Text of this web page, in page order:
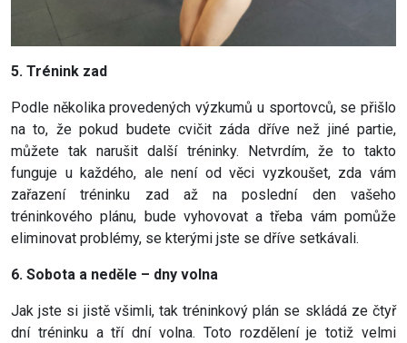
5. Trénink zad
Podle několika provedených výzkumů u sportovců, se přišlo
na to, že pokud budete cvičit záda dříve než jiné partie,
můžete tak narušit další tréninky. Netvrdím, že to takto
funguje u každého, ale není od věci vyzkoušet, zda vám
zařazení tréninku zad až na poslední den vašeho
tréninkového plánu, bude vyhovovat a třeba vám pomůže
eliminovat problémy, se kterými jste se dříve setkávali.
6. Sobota a neděle – dny volna
Jak jste si jistě všimli, tak tréninkový plán se skládá ze čtyř
dní tréninku a tří dní volna. Toto rozdělení je totiž velmi